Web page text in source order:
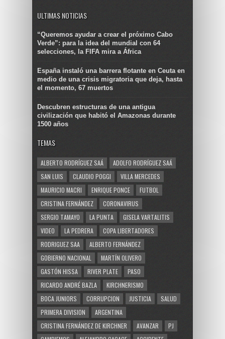
ULTIMAS NOTICIAS
“Queremos ayudar a crear el próximo Cabo
Verde”: para la idea del mundial con 64
selecciones, la FIFA mira a África
España instaló una barrera flotante en Ceuta en
medio de una crisis migratoria que deja, hasta
el momento, 67 muertos
Descubren estructuras de una antigua
civilización que habitó el Amazonas durante
1500 años
TEMAS
ALBERTO RODRÍGUEZ SAÁ
ADOLFO RODRÍGUEZ SAÁ
SAN LUIS
CLAUDIO POGGI
VILLA MERCEDES
MAURICIO MACRI
ENRIQUE PONCE
FUTBOL
CRISTINA FERNÁNDEZ
CORONAVIRUS
SERGIO TAMAYO
LA PUNTA
GISELA VARTALITIS
VIDEO
LA PEDRERA
COPA LIBERTADORES
RODRIGUEZ SAA
ALBERTO FERNÁNDEZ
GOBIERNO NACIONAL
MARTÍN OLIVERO
GASTÓN HISSA
RIVER PLATE
PASO
RICARDO ANDRÉ BAZLA
KIRCHNERISMO
BOCA JUNIORS
CORRUPCION JUSTICIA
SALUD
PRIMERA DIVISION
ARGENTINA
CRISTINA FERNÁNDEZ DE KIRCHNER
AVANZAR
PJ